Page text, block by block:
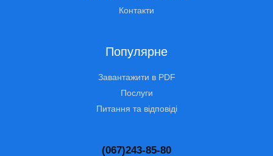
Контакти
Популярне
Завантажити в PDF
Послуги
Питання та відповіді
(067)243-85-80